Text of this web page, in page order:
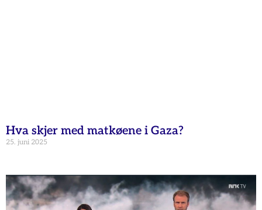
Hva skjer med matkøene i Gaza?
25. juni 2025